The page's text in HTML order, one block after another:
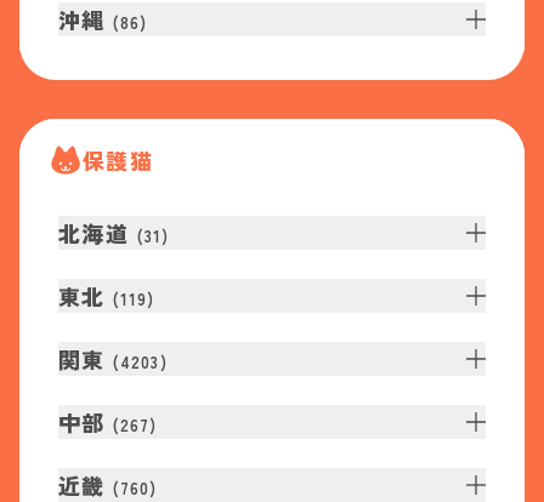
沖縄 (86)
保護猫
北海道 (31 )
東北 (119)
関東 (4203 )
中部 (267)
近畿 (760)